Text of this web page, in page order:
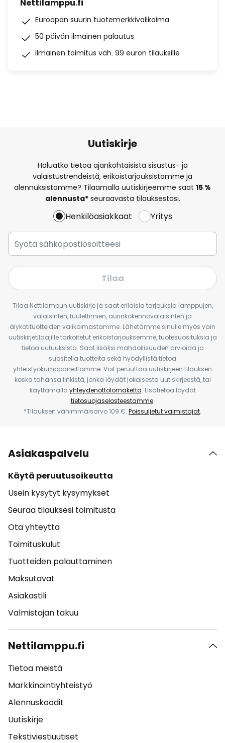
Nettilamppu.fi
Euroopan suurin tuotemerkkivalikoima
50 päivän ilmainen palautus
Ilmainen toimitus väh. 99 euron tilauksille
Uutiskirje
Haluatko tietoa ajankohtaisista sisustus- ja
valaistustrendeistä, erikoistarjouksistamme ja
alennuksistamme? Tilaamalla uutiskirjeemme saat 15 %
alennusta*seuraavasta tilauksestasi.
Henkilöasiakkaat Yritys
Tilaa
Tilaa Nettilampun uutiskirje ja saat erilaisia tarjouksia lamppujen,
valaisinten, tuulettimien, aurinkokennovalaisinten ja
älykotituotteiden valikoimastamme. Lähetämme sinulle myös vain
uutiskirjetilaajille tarkoitetut erikoistarjouksemme, tuotesuosituksia ja
tietoa uutuuksista. Saat lisäksi mahdollisuuden arvioida ja
suositella tuotteita sekä hyödyllistä tietoa
yhteistyökumppaneiltamme. Voit peruuttaa uutiskirjeen tilauksen
koska tahansa linkistä, jonka löydät jokaisesta uutiskirjeestä, tai
käyttämällä yhteydenottolomaketta. Lisätietoa löydät
tietosuojaselosteestamme.
*Tilauksen vähimmäisarvo 109 €. Poissuljetut valmistajat.
Asiakaspalvelu
Käytä peruutusoikeutta
Usein kysytyt kysymykset
Seuraa tilauksesi toimitusta
Ota yhteyttä
Toimituskulut
Tuotteiden palauttaminen
Maksutavat
Asiakastili
Valmistajan takuu
Nettilamppu.fi
Tietoa meistä
Markkinointiyhteistyö
Alennuskoodit
Uutiskirje
Tekstiviestiuutiset